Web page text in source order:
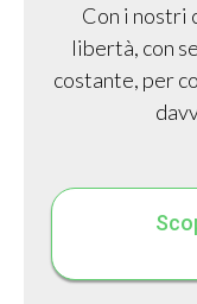
Con i nostri
libertà, con
costante, per